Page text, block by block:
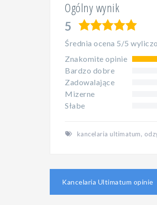
Ogólny wynik
5
5,0
Średnia ocena 5/5
Znakomite opinie
Bardzo dobre
Zadowalające
Mizerne
Słabe
kancelaria ultimatum,
Nawigacja
wpisu
Kancelaria Ultimatum opinie